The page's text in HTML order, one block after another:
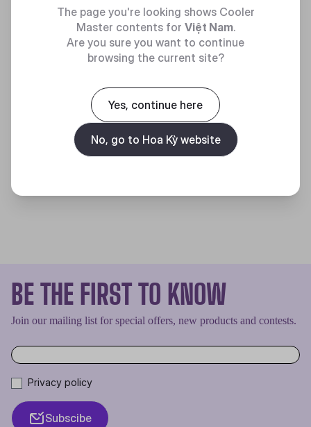
MẠNH MẼ VÀ TINH NHUỆ
Discover
BE THE FIRST TO KNOW
Join our mailing list for special offers, new products and contests.
Privacy policy
Subscibe
The page you're looking shows Cooler
Master contents for Việt Nam.
Are you sure you want to continue
browsing the current site?
Yes, continue here
No, go to Hoa Kỳ website